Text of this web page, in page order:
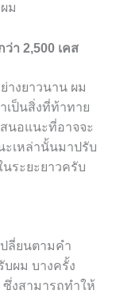
ม
า 2,500 เคส
างยาวนาน ผม
เป็นสิ่งที่ท้าทาย
นอแนะที่อาจจะ
เหล่านั้นมาปรับ
ระยะยาวครับ
ปลี่ยนตามคำ
ผม บางครั้ง
งสามารถทำให้